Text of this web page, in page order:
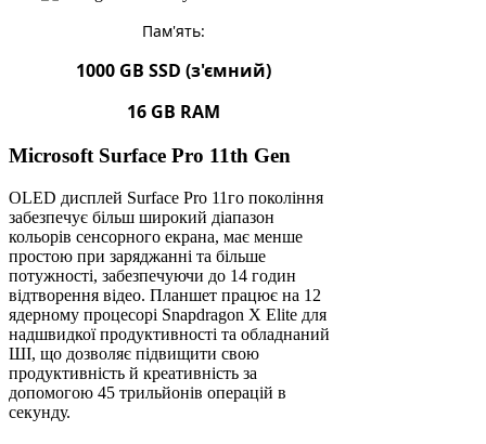
Пам'ять:
1000 GB SSD (з'ємний)
16 GB RAM
Microsoft Surface Pro 11th Gen
OLED дисплей Surface Pro 11го покоління
забезпечує більш широкий діапазон
кольорів сенсорного екрана, має менше
простою при заряджанні та більше
потужності, забезпечуючи до 14 годин
відтворення відео. Планшет працює на 12
ядерному процесорі Snapdragon X Elite для
надшвидкої продуктивності та обладнаний
ШІ, що дозволяє підвищити свою
продуктивність й креативність за
допомогою 45 трильйонів операцій в
секунду.